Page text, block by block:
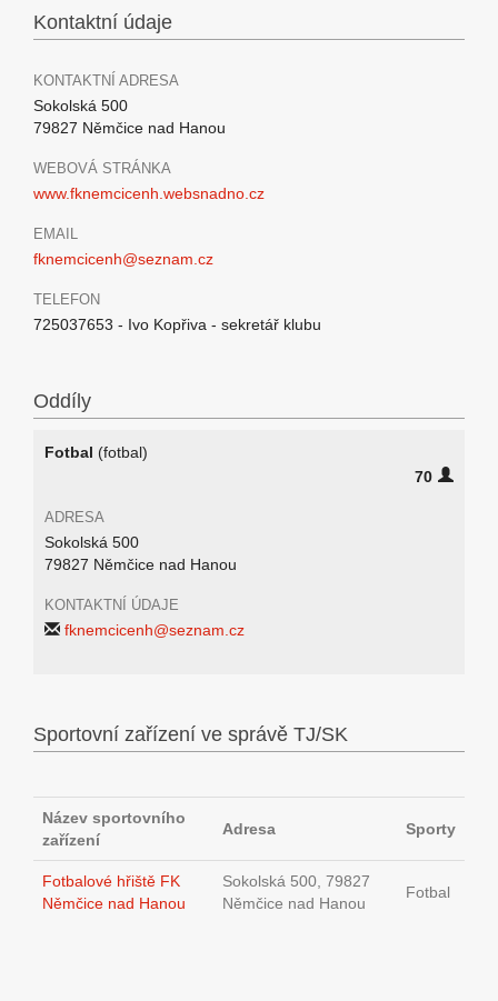
Kontaktní údaje
KONTAKTNÍ ADRESA
Sokolská 500
79827 Němčice nad Hanou
WEBOVÁ STRÁNKA
www.fknemcicenh.websnadno.cz
EMAIL
fknemcicenh@seznam.cz
TELEFON
725037653 - Ivo Kopřiva - sekretář klubu
Oddíly
Fotbal (fotbal)
70
ADRESA
Sokolská 500
79827 Němčice nad Hanou
KONTAKTNÍ ÚDAJE
fknemcicenh@seznam.cz
Sportovní zařízení ve správě TJ/SK
Název sportovního
zařízení
Adresa Sporty
Fotbalové hřiště FK
Němčice nad Hanou
Sokolská 500, 79827
Němčice nad Hanou
Fotbal